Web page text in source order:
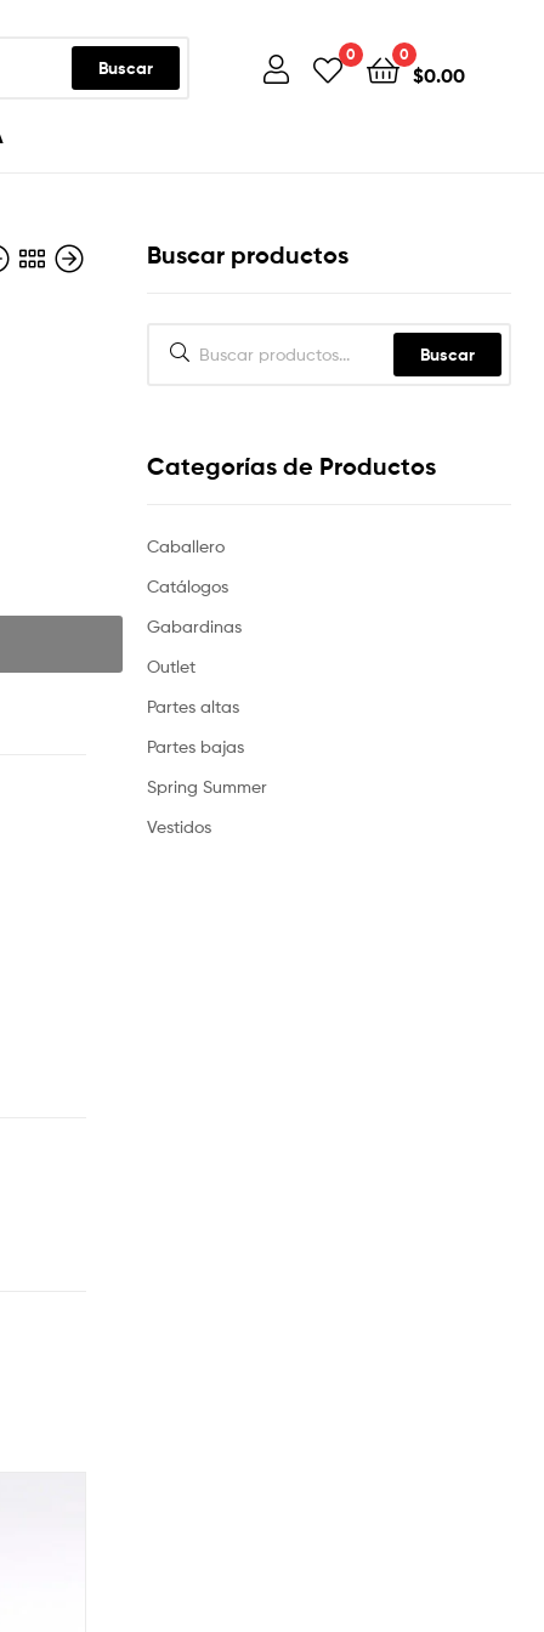
Buscar
0 0
$0.00
Buscar productos
Buscar
Categorías de Productos
Caballero
Catálogos
Gabardinas
Outlet
Partes altas
Partes bajas
Spring Summer
Vestidos